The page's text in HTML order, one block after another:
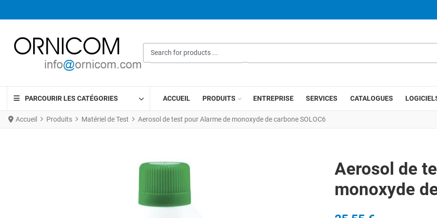
PARCOURIR LES CATÉGORIES ACCUEIL PRODUITS ENTREPRISE SERVICES CATALOGUES
Accueil Produits Matériel de Test Aerosol de test pour Alarme de monoxyde de carbone SOLOC6
Aerosol de
monoxyde